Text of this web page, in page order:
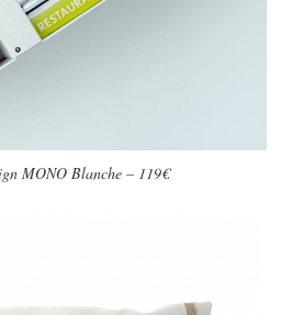
MONO Blanche – 119€